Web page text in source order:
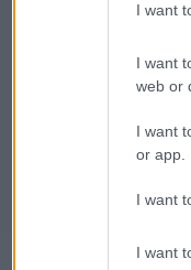
I want
I want
web or
I want
or app.
I want
I want